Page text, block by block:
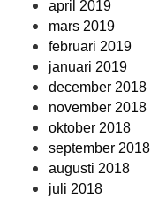
april 2019
mars 2019
februari 2019
januari 2019
december 2018
november 2018
oktober 2018
september 2018
augusti 2018
juli 2018